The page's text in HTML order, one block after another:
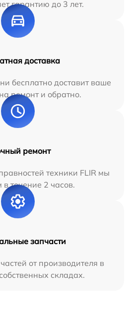
гарантию до 3 лет.
доставка
бесплатно доставит ваше
ремонт и обратно.
ремонт
техники FLIR мы
в течение 2 часов.
запчасти
от производителя в
складах.